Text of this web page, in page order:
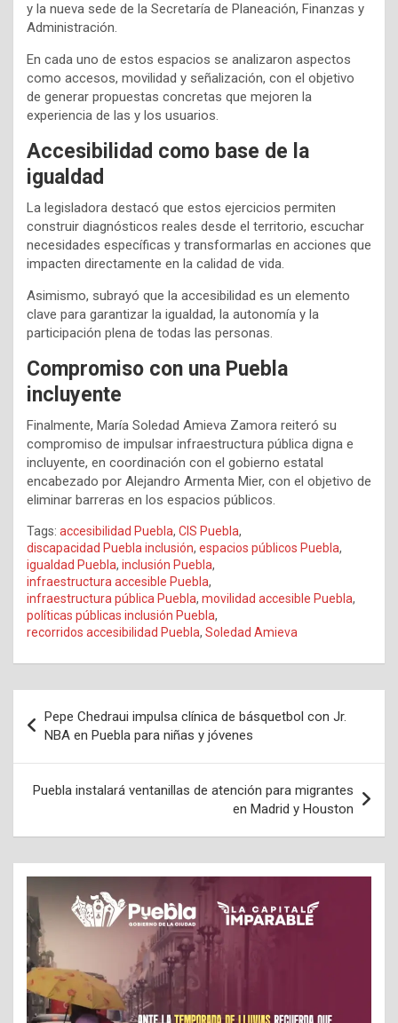
y la nueva sede de la Secretaría de Planeación, Finanzas y
Administración.
En cada uno de estos espacios se analizaron aspectos
como accesos, movilidad y señalización, con el objetivo
de generar propuestas concretas que mejoren la
experiencia de las y los usuarios.
Accesibilidad como base de la
igualdad
La legisladora destacó que estos ejercicios permiten
construir diagnósticos reales desde el territorio, escuchar
necesidades específicas y transformarlas en acciones que
impacten directamente en la calidad de vida.
Asimismo, subrayó que la accesibilidad es un elemento
clave para garantizar la igualdad, la autonomía y la
participación plena de todas las personas.
Compromiso con una Puebla
incluyente
Finalmente, María Soledad Amieva Zamora reiteró su
compromiso de impulsar infraestructura pública digna e
incluyente, en coordinación con el gobierno estatal
encabezado por Alejandro Armenta Mier, con el objetivo de
eliminar barreras en los espacios públicos.
Tags: accesibilidad Puebla, CIS Puebla,
discapacidad Puebla inclusión, espacios públicos Puebla,
igualdad Puebla, inclusión Puebla,
infraestructura accesible Puebla,
infraestructura pública Puebla, movilidad accesible Puebla,
políticas públicas inclusión Puebla,
recorridos accesibilidad Puebla, Soledad Amieva
de
entradas
Pepe Chedraui impulsa clínica de básquetbol con Jr.
NBA en Puebla para niñas y jóvenes
Puebla instalará ventanillas de atención para migrantes
en Madrid y Houston